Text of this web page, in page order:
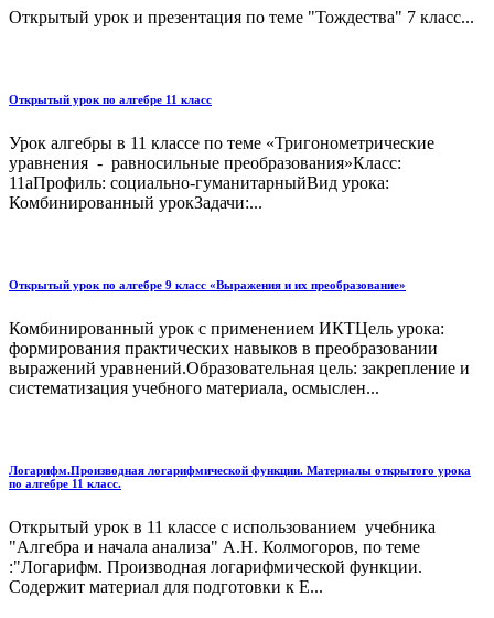
Открытый урок и презентация по теме "Тождества" 7 класс...
Открытый урок по алгебре 11 класс
Урок алгебры в 11 классе по теме «Тригонометрические
уравнения - равносильные преобразования»Класс:
11аПрофиль: социально-гуманитарныйВид урока:
Комбинированный урокЗадачи:...
Открытый урок по алгебре 9 класс «Выражения и их преобразование»
Комбинированный урок с применением ИКТЦель урока:
формирования практических навыков в преобразовании
выражений уравнений.Образовательная цель: закрепление и
систематизация учебного материала, осмыслен...
Логарифм.Производная логарифмической функции. Материалы открытого урока
по алгебре 11 класс.
Открытый урок в 11 классе с использованием учебника
"Алгебра и начала анализа" А.Н. Колмогоров, по теме
:"Логарифм. Производная логарифмической функции.
Содержит материал для подготовки к Е...